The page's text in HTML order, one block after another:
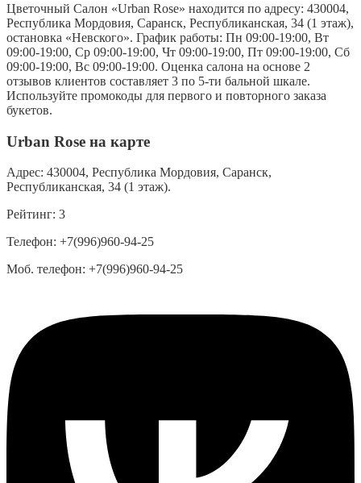
Цветочный Салон «Urban Rose» находится по адресу: 430004,
Республика Мордовия, Саранск, Республиканская, 34 (1 этаж),
остановка «Невского». График работы: Пн 09:00-19:00, Вт
09:00-19:00, Ср 09:00-19:00, Чт 09:00-19:00, Пт 09:00-19:00, Сб
09:00-19:00, Вс 09:00-19:00. Оценка салона на основе 2
отзывов клиентов составляет 3 по 5-ти бальной шкале.
Используйте промокоды для первого и повторного заказа
букетов.
Urban Rose на карте
Адрес: 430004, Республика Мордовия, Саранск,
Республиканская, 34 (1 этаж).
Рейтинг: 3
Телефон: +7(996)960-94-25
Моб. телефон: +7(996)960-94-25